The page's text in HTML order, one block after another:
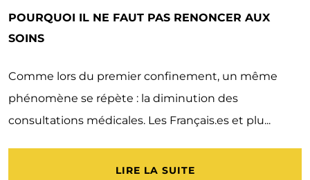
POURQUOI IL NE FAUT PAS RENONCER AUX
SOINS
Comme lors du premier confinement, un même
phénomène se répète : la diminution des
consultations médicales. Les Français.es et plu...
LIRE LA SUITE